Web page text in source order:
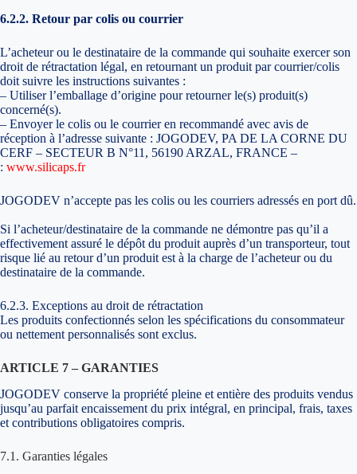
6.2.2. Retour par colis ou courrier
L’acheteur ou le destinataire de la commande qui souhaite exercer son
droit de rétractation légal, en retournant un produit par courrier/colis
doit suivre les instructions suivantes :
– Utiliser l’emballage d’origine pour retourner le(s) produit(s)
concerné(s).
– Envoyer le colis ou le courrier en recommandé avec avis de
réception à l’adresse suivante : JOGODEV, PA DE LA CORNE DU
CERF – SECTEUR B N°11, 56190 ARZAL, FRANCE –
: www.silicaps.fr
JOGODEV n’accepte pas les colis ou les courriers adressés en port dû.
Si l’acheteur/destinataire de la commande ne démontre pas qu’il a
effectivement assuré le dépôt du produit auprès d’un transporteur, tout
risque lié au retour d’un produit est à la charge de l’acheteur ou du
destinataire de la commande.
6.2.3. Exceptions au droit de rétractation
Les produits confectionnés selon les spécifications du consommateur
ou nettement personnalisés sont exclus.
ARTICLE 7 – GARANTIES
JOGODEV conserve la propriété pleine et entière des produits vendus
jusqu’au parfait encaissement du prix intégral, en principal, frais, taxes
et contributions obligatoires compris.
7.1. Garanties légales